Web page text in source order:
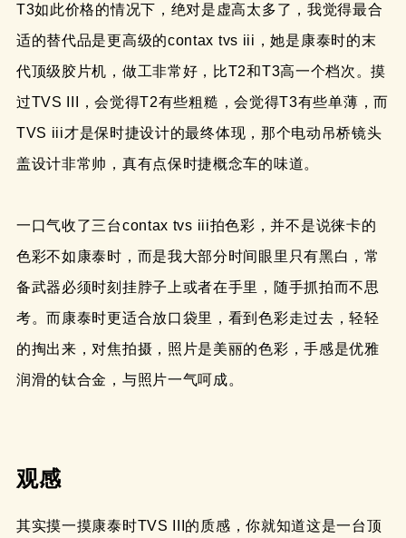
T3如此价格的情况下，绝对是虚高太多了，我觉得最合
适的替代品是更高级的contax tvs iii，她是康泰时的末
代顶级胶片机，做工非常好，比T2和T3高一个档次。摸
过TVS III，会觉得T2有些粗糙，会觉得T3有些单薄，而
TVS iii才是保时捷设计的最终体现，那个电动吊桥镜头
盖设计非常帅，真有点保时捷概念车的味道。
一口气收了三台contax tvs iii拍色彩，并不是说徕卡的
色彩不如康泰时，而是我大部分时间眼里只有黑白，常
备武器必须时刻挂脖子上或者在手里，随手抓拍而不思
考。而康泰时更适合放口袋里，看到色彩走过去，轻轻
的掏出来，对焦拍摄，照片是美丽的色彩，手感是优雅
润滑的钛合金，与照片一气呵成。
观感
其实摸一摸康泰时TVS III的质感，你就知道这是一台顶